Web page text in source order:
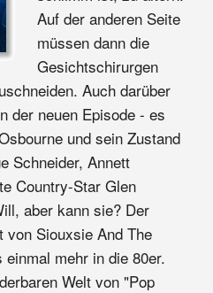
Auf der anderen Seite
müssen dann die
Gesichtschirurgen
Auch darüber
der neuen Episode - es
und sein Zustand
Schneider, Annett
Country-Star Glen
aber kann sie? Der
Siouxsie And The
mehr in die 80er.
Welt von "Pop